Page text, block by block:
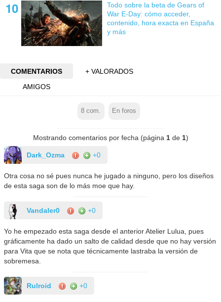
Todo sobre la beta de Gears of
War E-Day: cómo acceder,
contenido, hora exacta en España
y más
COMENTARIOS
+ VALORADOS
AMIGOS
8 com. En foros
Mostrando comentarios por fecha (página 1de 1)
Dark_Ozma +0
Otra cosa no sé pues nunca he jugado a ninguno, pero los diseños
de esta saga son de lo más moe que hay.
Vandaler0 +0
Yo he empezado esta saga desde el anterior Atelier Lulua, pues
gráficamente ha dado un salto de calidad desde que no hay versión
para Vita que se nota que técnicamente lastraba la versión de
sobremesa.
Rulroid +0